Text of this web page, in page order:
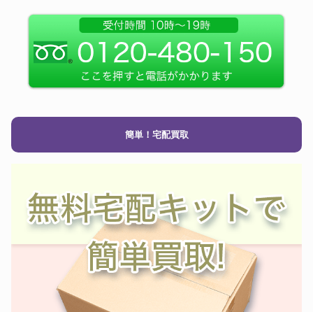
簡単！宅配買取